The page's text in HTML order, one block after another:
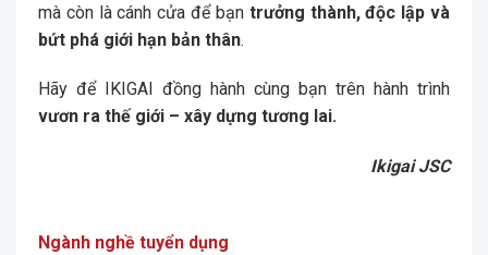
mà còn là cánh cửa để bạn trưởng thành, độc lập và
bứt phá giới hạn bản thân.
Hãy để IKIGAI đồng hành cùng bạn trên hành trình
vươn ra thế giới – xây dựng tương lai.
Ikigai JSC
Ngành nghề tuyển dụng